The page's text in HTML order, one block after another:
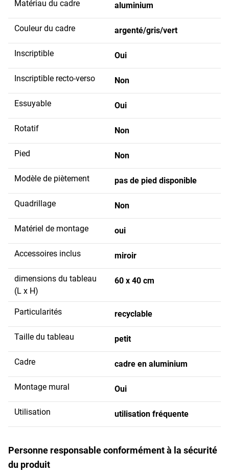
Matériau du cadre aluminium
Couleur du cadre argenté/gris/vert
Inscriptible Oui
Inscriptible recto-verso Non
Essuyable Oui
Rotatif Non
Pied Non
Modèle de piètement pas de pied disponible
Quadrillage Non
Matériel de montage oui
Accessoires inclus miroir
dimensions du tableau
(L x H)
60 x 40 cm
Particularités recyclable
Taille du tableau petit
Cadre cadre en aluminium
Montage mural Oui
Utilisation utilisation fréquente
Personne responsable conformément à la sécurité
du produit